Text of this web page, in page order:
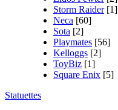
Storm Raider [1]
Neca [60]
Sota [2]
Playmates [56]
Kelloggs [2]
ToyBiz [1]
Square Enix [5]
Statuettes